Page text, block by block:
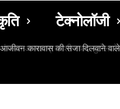
टेक्नोलॉजी
कारावास की सजा दिलवाने वाले